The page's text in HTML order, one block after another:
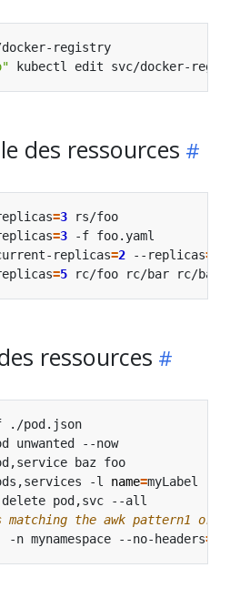
svc/docker-
kubectl edit svc/docker-
des ressources
=3 rs/
=3 -f
replicas=2 --replicas=
=5 rc/foo rc/
ressources
delete -f ./
pod
-l name=
my-ns delete
the awk pattern1 or
mynamespace --no-headers=